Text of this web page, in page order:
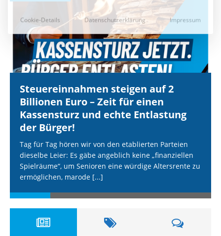
Steuereinnahmen steigen auf 2
Billionen Euro – Zeit für einen
Kassensturz und echte Entlastung
der Bürger!
Tag für Tag hören wir von den etablierten Parteien
dieselbe Leier: Es gäbe angeblich keine „finanziellen
Spielräume“, um Senioren eine würdige Altersrente zu
ermöglichen, marode [...]